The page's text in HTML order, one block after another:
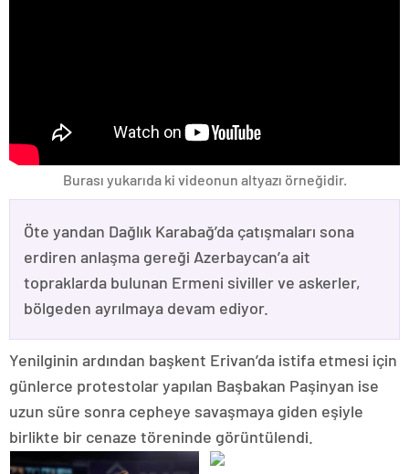
Burası yukarıda ki videonun altyazı örneğidir.
Öte yandan Dağlık Karabağ’da çatışmaları sona
erdiren anlaşma gereği Azerbaycan’a ait
topraklarda bulunan Ermeni siviller ve askerler,
bölgeden ayrılmaya devam ediyor.
Yenilginin ardından başkent Erivan’da istifa etmesi için
günlerce protestolar yapılan Başbakan Paşinyan ise
uzun süre sonra cepheye savaşmaya giden eşiyle
birlikte bir cenaze töreninde görüntülendi.